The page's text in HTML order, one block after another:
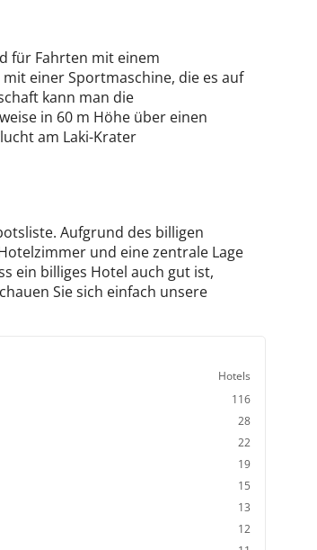
für Fahrten mit einem
einer Sportmaschine, die es auf
kann man die
in 60 m Höhe über einen
am Laki-Krater
Aufgrund des billigen
und eine zentrale Lage
ein billiges Hotel auch gut ist,
Sie sich einfach unsere
Hotels
116
28
22
19
15
13
12